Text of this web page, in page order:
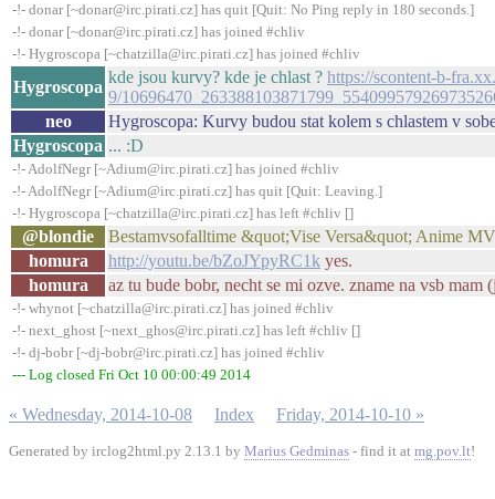
-!- donar [~donar@irc.pirati.cz] has quit [Quit: No Ping reply in 180 seconds.]
-!- donar [~donar@irc.pirati.cz] has joined #chliv
-!- Hygroscopa [~chatzilla@irc.pirati.cz] has joined #chliv
Hygroscopa
kde jsou kurvy? kde je chlast ? https://scontent-b-
9/
neo
Hygroscopa: Kurvy budou stat kolem s chlastem v
Hygroscopa ... :D
-!- AdolfNegr [~Adium@irc.pirati.cz] has joined #chliv
-!- AdolfNegr [~Adium@irc.pirati.cz] has quit [Quit: Leaving.]
-!- Hygroscopa [~chatzilla@irc.pirati.cz] has left #chliv []
@blondie
Bestamvsofalltime &quot;Vise Versa&quot; Anime
homura
http://youtu.be/bZoJYpyRC1k yes.
homura
az tu bude bobr, necht se mi ozve. zname na vsb mam
-!- whynot [~chatzilla@irc.pirati.cz] has joined #chliv
-!- next_ghost [~next_ghos@irc.pirati.cz] has left #chliv []
-!- dj-bobr [~dj-bobr@irc.pirati.cz] has joined #chliv
--- Log closed Fri Oct 10 00:00:49 2014
« Wednesday, 2014-10-08 Index Friday, 2014-10-10 »
Generated by irclog2html.py 2.13.1 by Marius Gedminas - find it at mg.pov.lt!